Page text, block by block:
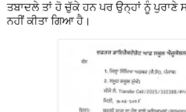
ਤਬਾਦਲੇ ਤਾਂ ਹੋ ਚੁੱਕੇ ਹਨ ਪਰ ਉਨ੍ਹਾਂ ਨੂੰ ਪੁਰਾਣੇ
ਨਹੀਂ ਕੀਤਾ ਗਿਆ ਹੈ।